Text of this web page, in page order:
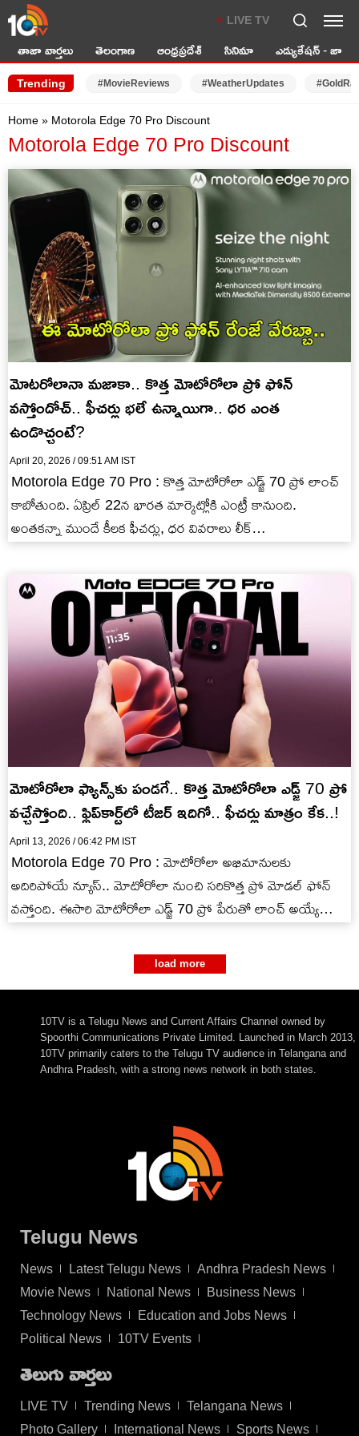
LIVE TV
తాజా వార్తలు తెలంగాణ ఆంధ్రప్రదేశ్ సినిమా ఎడ్యుకేషన్ - జాబ్స్
Trending #MovieReviews #WeatherUpdates
Home » Motorola Edge 70 Pro Discount
Motorola Edge 70 Pro Discount
మోటరోలానా మజాకా.. కొత్త మోటోరోలా ప్రో ఫోన్
వస్తోందోచ్.. ఫీచర్లు భలే ఉన్నాయిగా.. ధర ఎంత
ఉండొచ్చంటే?
April 20, 2026 / 09:51 AM IST
Motorola Edge 70 Pro : కొత్త మోటోరోలా ఎడ్జ్ 70 ప్రో లాంచ్
కాబోతుంది. ఏప్రిల్ 22న భారత మార్కెట్లోకి ఎంట్రీ కానుంది.
అంతకన్నా ముందే కీలక ఫీచర్లు, ధర వివరాలు లీక్…
మోటోరోలా ఫ్యాన్స్‌కు పండగే.. కొత్త మోటోరోలా ఎడ్జ్ 70 ప్రో
వచ్చేస్తోంది.. ఫ్లిప్‌కార్ట్‌లో టీజర్ ఇదిగో.. ఫీచర్లు మాత్రం కేక..!
April 13, 2026 / 06:42 PM IST
Motorola Edge 70 Pro : మోటోరోలా అభిమానులకు
అదిరిపోయే న్యూస్.. మోటోరోలా నుంచి సరికొత్త ప్రో మోడల్ ఫోన్
వస్తోంది. ఈసారి మోటోరోలా ఎడ్జ్ 70 ప్రో పేరుతో లాంచ్ అయ్యే
load more
10TV is a Telugu News and Current Affairs Channel owned by
Spoorthi Communications Private Limited. Launched in March 2013,
10TV primarily caters to the Telugu TV audience in Telangana and
Andhra Pradesh, with a strong news network in both states.
Telugu News
News Latest Telugu News
Andhra Pradesh News
Movie News
National News
Business News
Technology News
Education and Jobs News
Political News
10TV Events
తెలుగు వార్తలు
LIVE TV Trending News
Telangana News
Photo Gallery
International News Sports News